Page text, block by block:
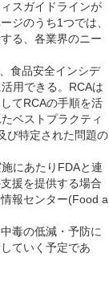
スガイドラインが
ジのうち1つでは、
る、各業界のニー
食品安全インシデ
用できる。RCAは
てRCAの手順を活
ベストプラクティ
び特定された問題の
にあたりFDAと連
援を提供する場合
報センター(Food a
毒の低減・予防に
ていく予定であ